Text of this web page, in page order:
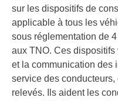
sur les dispositifs de
applicable à tous les
sous réglementation de
aux TNO. Ces
et la communication des
service des
relevés. Ils aident les